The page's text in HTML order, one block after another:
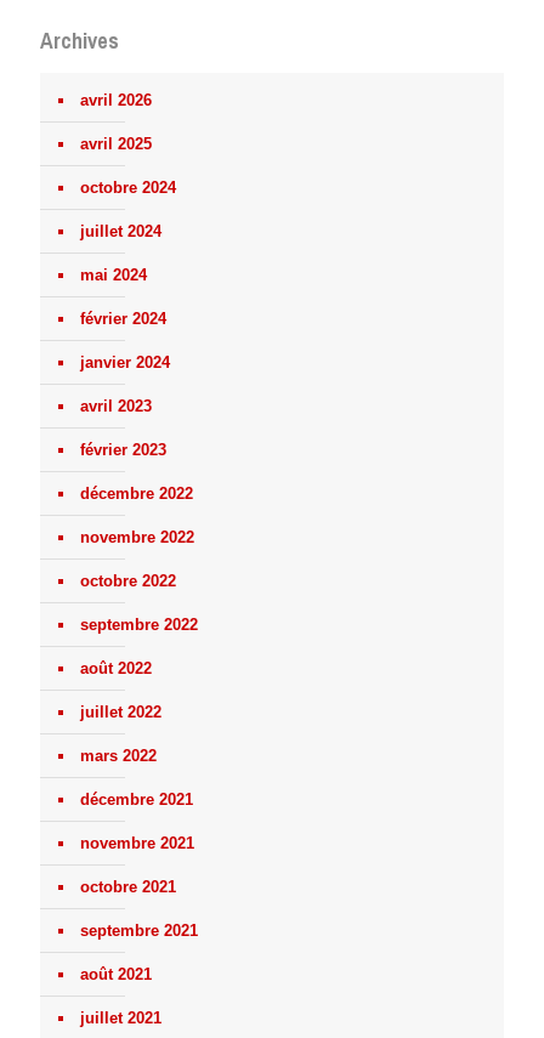
Archives
avril 2026
avril 2025
octobre 2024
juillet 2024
mai 2024
février 2024
janvier 2024
avril 2023
février 2023
décembre 2022
novembre 2022
octobre 2022
septembre 2022
août 2022
juillet 2022
mars 2022
décembre 2021
novembre 2021
octobre 2021
septembre 2021
août 2021
juillet 2021